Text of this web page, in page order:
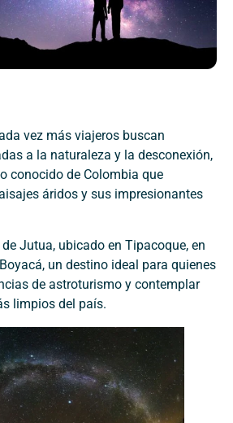
vez más viajeros buscan
a la naturaleza y la desconexión,
conocido de Colombia que
áridos y sus impresionantes
Jutua, ubicado en Tipacoque, en
un destino ideal para quienes
de astroturismo y contemplar
limpios del país.